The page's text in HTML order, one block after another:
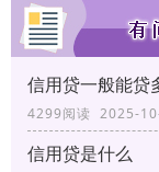
信用贷一般能贷
4299阅读 2025-
信用贷是什么